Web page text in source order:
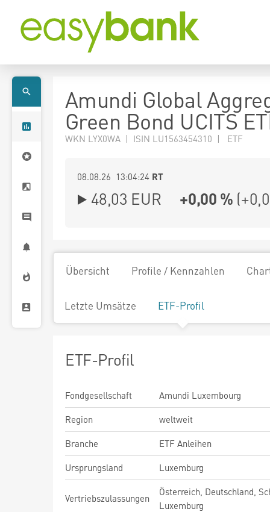
Amundi Global
Green Bond UCITS
WKN LYX0WA | ISIN LU1563454310 | ETF
08.08.26 13:04:24 RT
48,03 EUR +0,00 % (
Übersicht Profile / Kennzahlen
Letzte Umsätze ETF-Profil
ETF-Profil
Fondgesellschaft
Amundi Luxembourg
Region
weltweit
Branche
ETF Anleihen
Ursprungsland
Luxemburg
Vertriebszulassungen
Österreich, Deutschland,
Luxemburg